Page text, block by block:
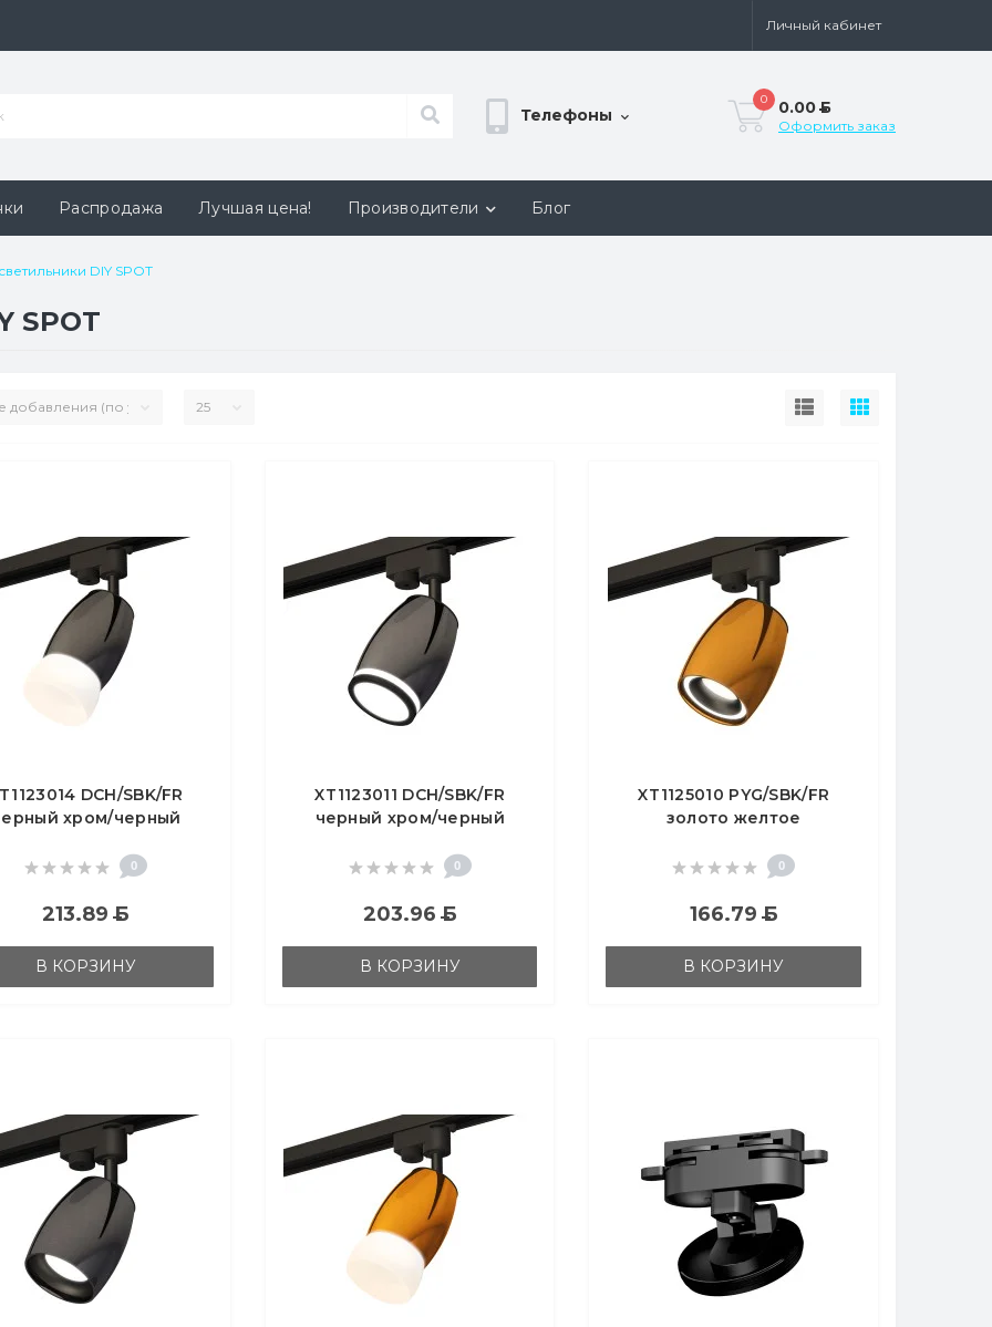
Личный кабинет
Телефоны
0 0.00Б
Оформить заказ
Распродажа Лучшая цена! Производители Блог
DIY SPOT
SPOT
DCH/SBK/FR
хром/черный
GU5.3 (A2521, C1123,
0
213.89Б
В КОРЗИНУ
XT1123011 DCH/SBK/FR
черный хром/черный
MR16 GU5.3 (A2521, C1123,
0
203.96Б
В КОРЗИНУ
XT1125010 PYG/SBK/FR
золото желтое
песок/белый матовый
0
166.79Б
В КОРЗИНУ